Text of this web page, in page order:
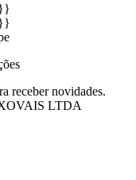
receber novidades.